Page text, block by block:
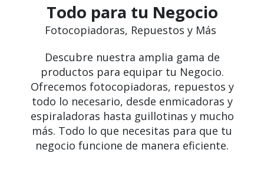
Todo para tu Negocio
Fotocopiadoras, Repuestos y Más
Descubre nuestra amplia gama de
productos para equipar tu Negocio.
Ofrecemos fotocopiadoras, repuestos y
todo lo necesario, desde enmicadoras y
espiraladoras hasta guillotinas y mucho
más. Todo lo que necesitas para que tu
negocio funcione de manera eficiente.